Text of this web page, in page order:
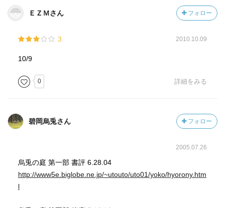
を覚えた。読んでみたいと思った。
ＥＺＭさん
フォロー
3 2010.10.09
10/9
0 詳細をみる
碧岡烏兎さん フォロー
2005.07.26
烏兎の庭 第一部 書評 6.28.04
http://www5e.biglobe.ne.jp/~utouto/uto01/yoko/hyorony.htm
l